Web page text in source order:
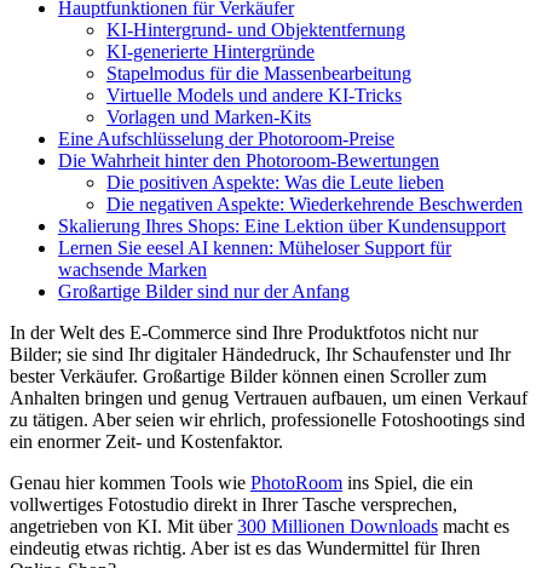
Hauptfunktionen für Verkäufer
KI-Hintergrund- und Objektentfernung
KI-generierte Hintergründe
Stapelmodus für die Massenbearbeitung
Virtuelle Models und andere KI-Tricks
Vorlagen und Marken-Kits
Eine Aufschlüsselung der Photoroom-Preise
Die Wahrheit hinter den Photoroom-Bewertungen
Die positiven Aspekte: Was die Leute lieben
Die negativen Aspekte: Wiederkehrende Beschwerden
Skalierung Ihres Shops: Eine Lektion über Kundensupport
Lernen Sie eesel AI kennen: Müheloser Support für
wachsende Marken
Großartige Bilder sind nur der Anfang
In der Welt des E-Commerce sind Ihre Produktfotos nicht nur
Bilder; sie sind Ihr digitaler Händedruck, Ihr Schaufenster und Ihr
bester Verkäufer. Großartige Bilder können einen Scroller zum
Anhalten bringen und genug Vertrauen aufbauen, um einen Verkauf
zu tätigen. Aber seien wir ehrlich, professionelle Fotoshootings sind
ein enormer Zeit- und Kostenfaktor.
Genau hier kommen Tools wie PhotoRoom ins Spiel, die ein
vollwertiges Fotostudio direkt in Ihrer Tasche versprechen,
angetrieben von KI. Mit über300 Millionen Downloads macht es
eindeutig etwas richtig. Aber ist es das Wundermittel für Ihren